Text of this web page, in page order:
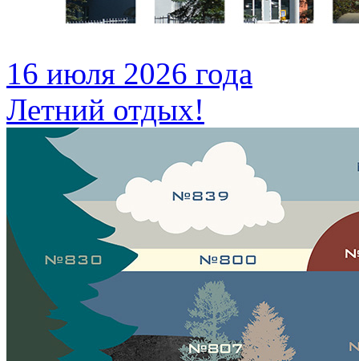
16 июля 2026 года
Летний отдых!